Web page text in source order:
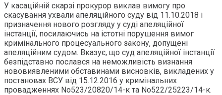
У касаційній скарзі прокурор виклав вимогу про
скасування ухвали апеляційного суду від 11.10.2018 і
призначення нового розгляду у суді апеляційної
інстанції, посилаючись на істотні порушення вимог
кримінального процесуального закону, допущені
апеляційним судом. Вказує, що суд апеляційної інстанції
безпідставно послався на неможливість визнання
нововиявленими обставинами висновків, викладених у
постановах ВСУ від 15.12.2016 у кримінальних
провадженнях No523/20820/14-к та No522/25223/14-к.